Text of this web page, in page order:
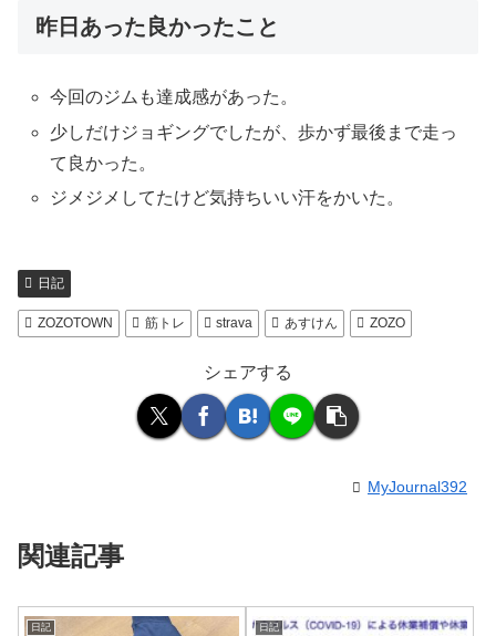
昨日あった良かったこと
今回のジムも達成感があった。
少しだけジョギングでしたが、歩かず最後まで走っ
て良かった。
ジメジメしてたけど気持ちいい汗をかいた。
日記
ZOZOTOWN 筋トレ strava あすけん ZOZO
シェアする
MyJournal392
関連記事
日記 日記